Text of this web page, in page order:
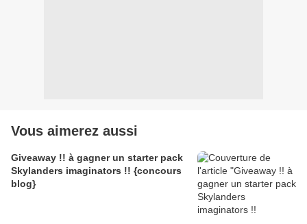
Vous aimerez aussi
Giveaway !! à gagner un starter pack
Skylanders imaginators !! {concours
blog}